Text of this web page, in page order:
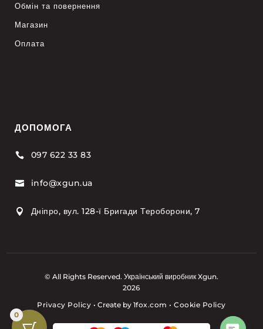
Обмін та повернення
Магазин
Оплата
ДОПОМОГА
 097 622 33 83
 info@xgun.ua
 Дніпро, вул. 128-ї Бригади Тероборони, 7
© All Rights Reserved. Український виробник Xgun.
2026
Privacy Policy • Create by 1fox.com•Cookie Policy
0